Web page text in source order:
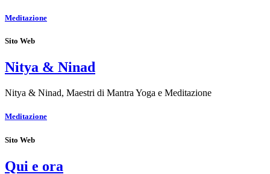
Meditazione
Sito Web
Nitya & Ninad
Nitya & Ninad, Maestri di Mantra Yoga e Meditazione
Meditazione
Sito Web
Qui e ora